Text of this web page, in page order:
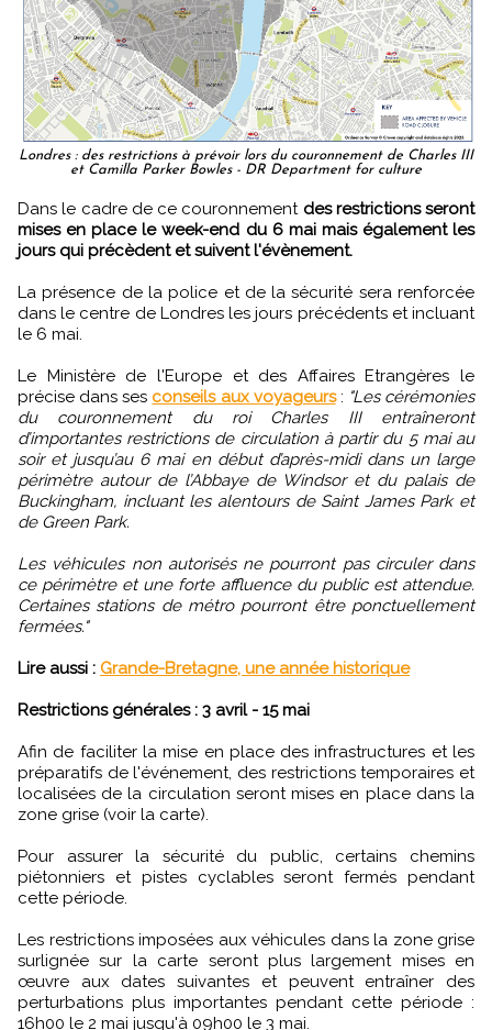
Londres : des restrictions à prévoir lors du couronnement de Charles III
et Camilla Parker Bowles - DR Department for culture
Dans le cadre de ce couronnement des restrictions seront
mises en place le week-end du 6 mai mais également les
jours qui précèdent et suivent l'évènement.
La présence de la police et de la sécurité sera renforcée
dans le centre de Londres les jours précédents et incluant
le 6 mai.
Le Ministère de l'Europe et des Affaires Etrangères le
précise dans ses conseils aux voyageurs: "Les cérémonies
du couronnement du roi Charles III entraîneront
d’importantes restrictions de circulation à partir du 5 mai au
soir et jusqu’au 6 mai en début d’après-midi dans un large
périmètre autour de l’Abbaye de Windsor et du palais de
Buckingham, incluant les alentours de Saint James Park et
de Green Park.
Les véhicules non autorisés ne pourront pas circuler dans
ce périmètre et une forte affluence du public est attendue.
Certaines stations de métro pourront être ponctuellement
fermées."
Lire aussi : Grande-Bretagne, une année historique
Restrictions générales : 3 avril - 15 mai
Afin de faciliter la mise en place des infrastructures et les
préparatifs de l'événement, des restrictions temporaires et
localisées de la circulation seront mises en place dans la
zone grise (voir la carte).
Pour assurer la sécurité du public, certains chemins
piétonniers et pistes cyclables seront fermés pendant
cette période.
Les restrictions imposées aux véhicules dans la zone grise
surlignée sur la carte seront plus largement mises en
œuvre aux dates suivantes et peuvent entraîner des
perturbations plus importantes pendant cette période :
16h00 le 2 mai jusqu'à 09h00 le 3 mai.